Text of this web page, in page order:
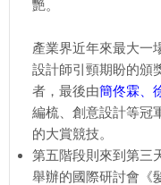
艷。
產業界近年來最大一
設計師引頸期盼的頒
者，最後由簡佟霖、
編梳、創意設計等冠
的大賞競技。
第五階段則來到第三
舉辦的國際研討會《